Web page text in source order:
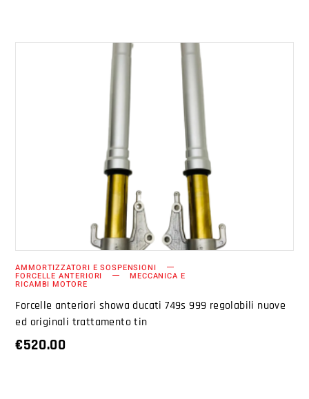
AGGIUNGI AL CARRELLO
AMMORTIZZATORI E SOSPENSIONI
FORCELLE ANTERIORI MECCANICA E
RICAMBI MOTORE
Forcelle anteriori showa ducati 749s 999 regolabili nuove
ed originali trattamento tin
€520.00